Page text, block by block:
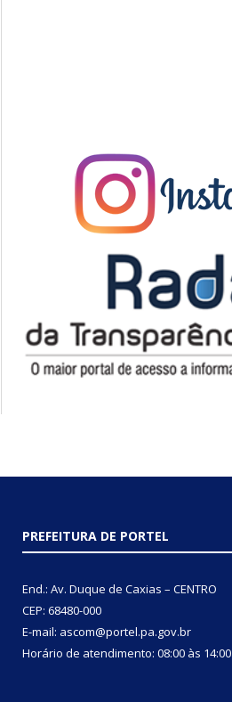
PREFEITURA DE PORTEL
End.: Av. Duque de Caxias – CENTRO
CEP: 68480-000
E-mail: ascom@portel.pa.gov.br
Horário de atendimento: 08:00 às 14:00